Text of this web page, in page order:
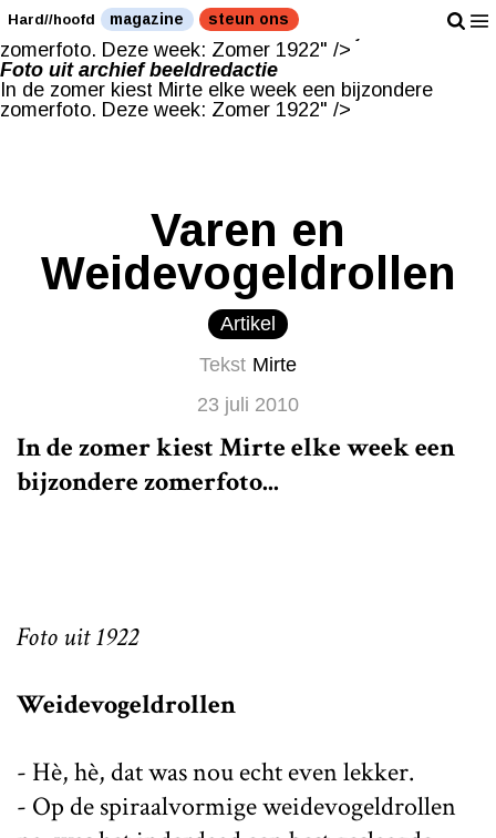
Foto uit archief beeldredactie
In de zomer kiest Mirte elke week een bijzondere
zomerfoto. Deze week: Zomer 1922" />
Foto uit archief beeldredactie
In de zomer kiest Mirte elke week een bijzondere
zomerfoto. Deze week: Zomer 1922" />
Hard//hoofd magazine steun ons
Varen en
Weidevogeldrollen
Artikel
Tekst Mirte
23 juli 2010
In de zomer kiest Mirte elke week een
bijzondere zomerfoto...
Foto uit 1922
Weidevogeldrollen
- Hè, hè, dat was nou echt even lekker.
- Op de spiraalvormige weidevogeldrollen